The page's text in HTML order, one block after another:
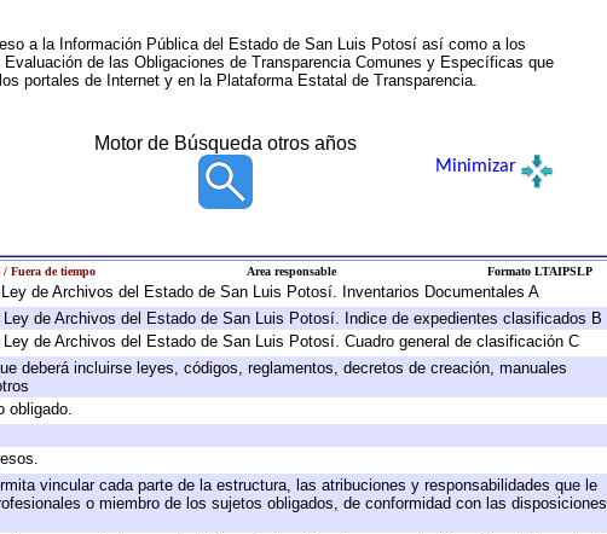
a la Información Pública del Estado de San Luis Potosí así como a los
de las Obligaciones de Transparencia Comunes y Específicas que
portales de Internet y en la Plataforma Estatal de Transparencia.
Motor de Búsqueda otros años
Minimizar
Fuera de tiempo Area responsable Formato LTAIPSLP
de Archivos del Estado de San Luis Potosí. Inventarios Documentales A
de Archivos del Estado de San Luis Potosí. Indice de expedientes clasificados B
de Archivos del Estado de San Luis Potosí. Cuadro general de clasificación C
deberá incluirse leyes, códigos, reglamentos, decretos de creación, manuales
obligado.
vincular cada parte de la estructura, las atribuciones y responsabilidades que le
o miembro de los sujetos obligados, de conformidad con las disposiciones